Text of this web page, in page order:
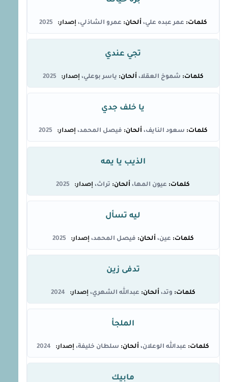
عمر عبده علي عمرو الشاذلي 2025
تجي عندي
شموخ العقلا ياسر بوعلي 2025
يا خلف جدي
سعود النايف فيصل المحمد 2025
الذيب يا يمه
عيون المها تراث 2025
ليه تسأل
عين فيصل المحمد 2025
تدفى زين
وتد عبدالله الشهري 2024
الملجأ
عبدالله الوعلان سلطان خليفة 2024
مابيك